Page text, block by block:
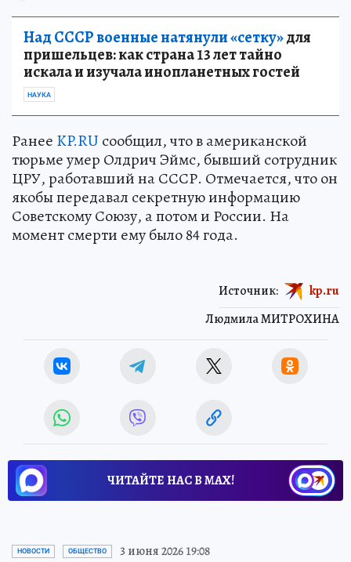
Над СССР военные натянули «сетку»для
пришельцев: как страна 13 лет тайно
искала и изучала инопланетных гостей
НАУКА
Ранее KP.RU сообщил, что в американской
тюрьме умер Олдрич Эймс, бывший сотрудник
ЦРУ, работавший на СССР. Отмечается, что он
якобы передавал секретную информацию
Советскому Союзу, а потом и России. На
момент смерти ему было 84 года.
Людмила МИТРОХИНА
Источник: kp.ru
ЧИТАЙТЕ НАС В МАХ!
НОВОСТИ ОБЩЕСТВО 3 июня 2026 19:08